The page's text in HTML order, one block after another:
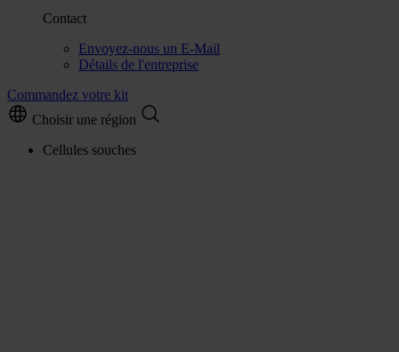
Contact
Envoyez-nous un E-Mail
Détails de l'entreprise
Commandez votre kit
Choisir une région
Cellules souches